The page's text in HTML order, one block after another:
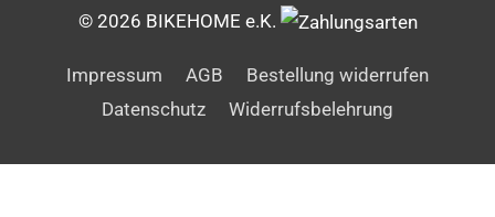
© 2026 BIKEHOME e.K.
Impressum AGB
Bestellung widerrufen
Datenschutz
Widerrufsbelehrung